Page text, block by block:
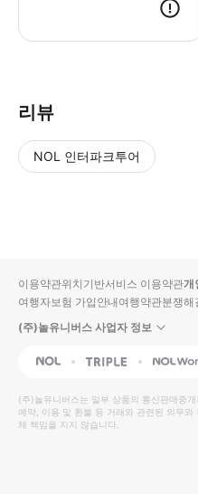
리뷰
NOL 인터파크투어
입니
다.
높
은
순
동
영
상
순
상
이용약관위치기반서비스 이용약관개
여행자보험 가입안내여행약관분쟁해
(주)놀유니버스 사업자 정보
NOL Triple Interpark
(주)놀유니버스는 일부 상품의 통신판매중
예약, 이용 및 환불 등 거래와 관련된 의무와
체 책임을 지지 않습니다.